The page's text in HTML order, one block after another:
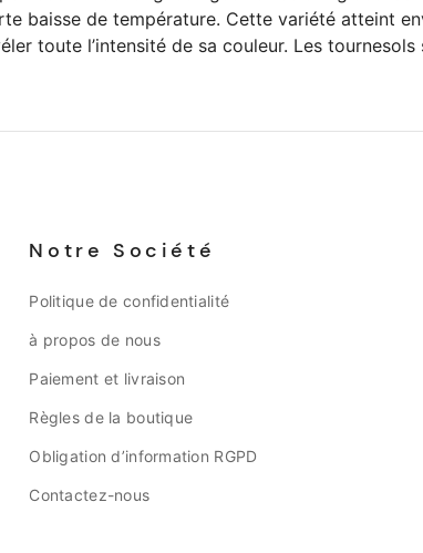
baisse de température. Cette variété atteint
toute l’intensité de sa couleur. Les
Notre Société
Politique de confidentialité
à propos de nous
Paiement et livraison
Règles de la boutique
Obligation d’information RGPD
Contactez-nous